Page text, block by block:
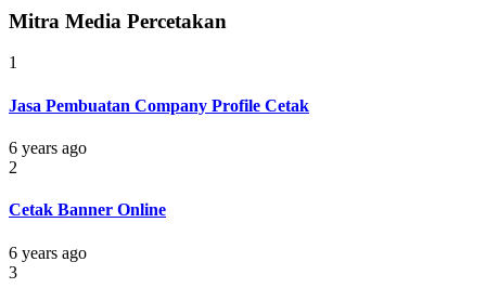
Mitra Media Percetakan
1
Jasa Pembuatan Company Profile Cetak
6 years ago
2
Cetak Banner Online
6 years ago
3